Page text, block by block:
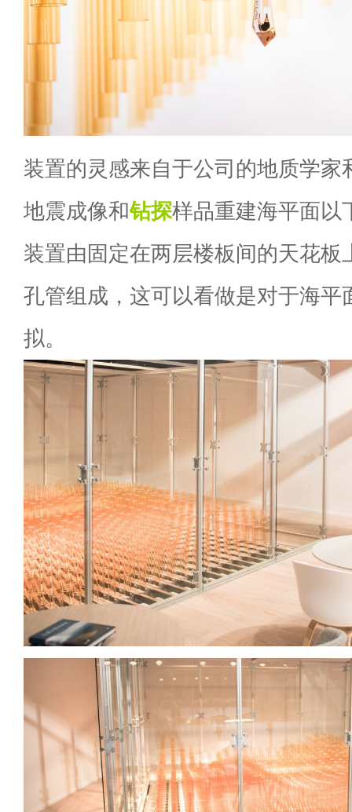
装置的灵感来自于公司的地质学家
地震成像和钻探样品重建海平面以
装置由固定在两层楼板间的天花板
孔管组成，这可以看做是对于海平
拟。